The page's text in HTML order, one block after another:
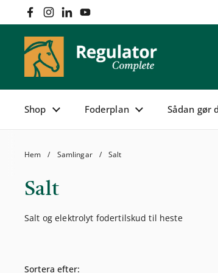
Hoppa till innehållet
FacebookInstagram
LinkedInYouTube
Shop Foderplan Sådan gør
Hem / Samlingar / Salt
Salt
Salt og elektrolyt fodertilskud til heste
Sortera efter: